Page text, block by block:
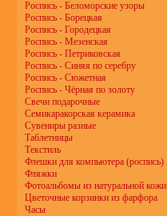
Роспись - Беломорские узоры
Роспись - Борецкая
Роспись - Городецкая
Роспись - Мезенская
Роспись - Петриковская
Роспись - Синяя по серебру
Роспись - Сюжетная
Роспись - Чёрная по золоту
Свечи подарочные
Семикаракорская керамика
Сувениры разные
Таблетницы
Текстиль
Флешки для компьютера (роспись)
Фляжки
Фотоальбомы из натуральной кожи
Цветочные корзинки из фарфора
Часы